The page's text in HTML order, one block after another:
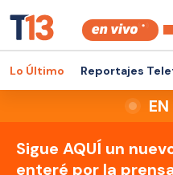
Lo Último Reportajes
Sigue AQUÍ un
enteré por la